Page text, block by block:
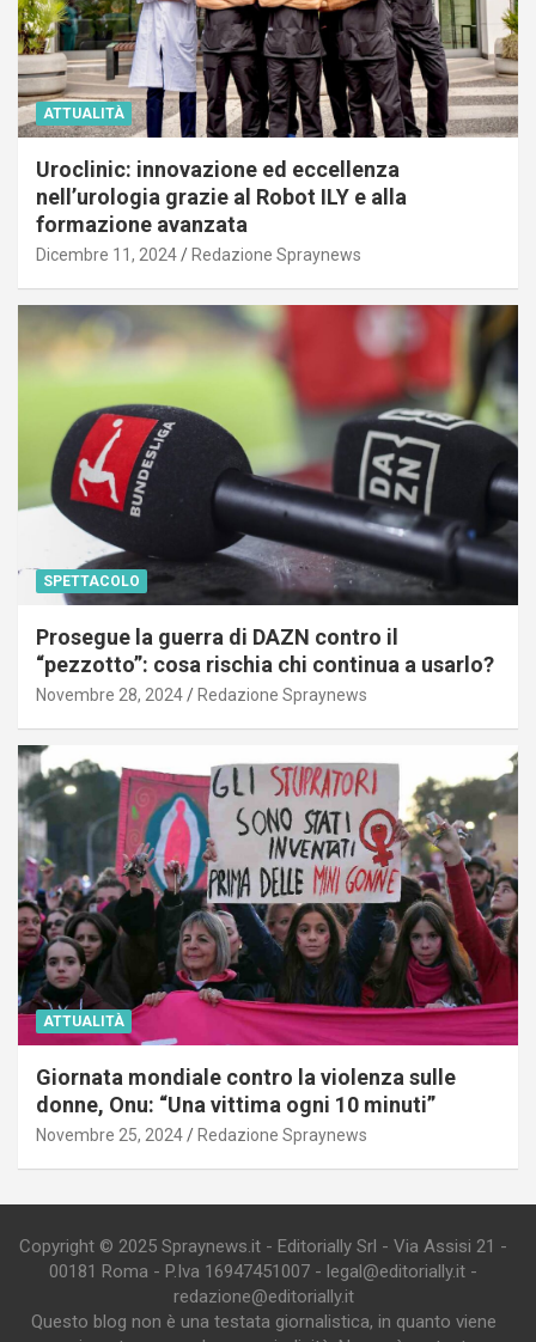
ATTUALITÀ
Uroclinic: innovazione ed eccellenza
nell’urologia grazie al Robot ILY e alla
formazione avanzata
Dicembre 11, 2024 Redazione Spraynews
SPETTACOLO
Prosegue la guerra di DAZN contro il
“pezzotto”: cosa rischia chi continua a usarlo?
Novembre 28, 2024 Redazione Spraynews
ATTUALITÀ
Giornata mondiale contro la violenza sulle
donne, Onu: “Una vittima ogni 10 minuti”
Novembre 25, 2024 Redazione Spraynews
Copyright © 2025 Spraynews.it - Editorially Srl - Via Assisi 21 -
00181 Roma - P.Iva 16947451007 - legal@editorially.it -
redazione@editorially.it
Questo blog non è una testata giornalistica, in quanto viene